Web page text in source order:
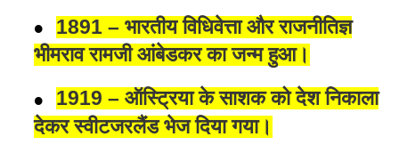
1891 – भारतीय विधिवेत्ता और राजनीतिज्ञ
भीमराव रामजी आंबेडकर का जन्म हुआ।
1919 – ऑस्ट्रिया के साशक को देश निकाला
देकर स्वीटजरलैंड भेज दिया गया।